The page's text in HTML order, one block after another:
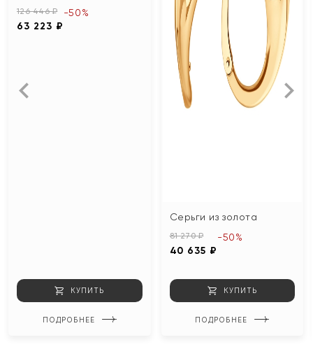
126 446 ₽
63 223 ₽
-50%
КУПИТЬ
ПОДРОБНЕЕ
Серьги из золота
81 270 ₽
40 635 ₽
-50%
КУПИТЬ
ПОДРОБНЕЕ